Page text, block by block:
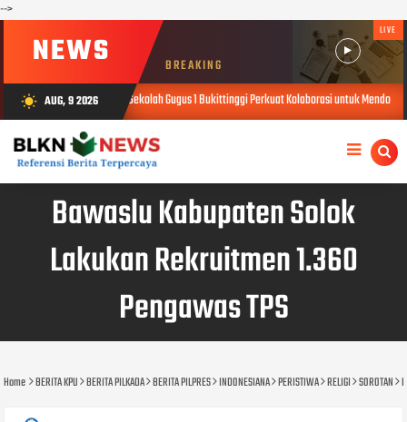
-->
NEWS BREAKING
LIVE
wb_sunny AUG, 9 2026
Kepala Sekolah Gugus 1 Bukittinggi Perkuat Kolaborasi untuk Mendorong Pembelajaran
Bawaslu Kabupaten Solok
Lakukan Rekruitmen 1.360
Pengawas TPS
Home BERITA KPU BERITA PILKADA BERITA PILPRES INDONESIANA PERISTIWA RELIGI SOROTAN